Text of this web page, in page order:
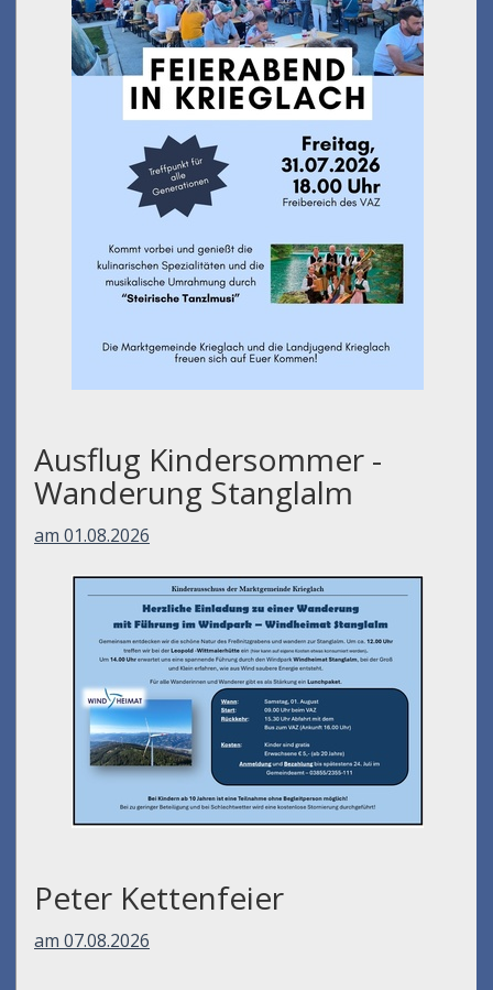
Ausflug Kindersommer -
Wanderung Stanglalm
am 01.08.2026
Peter Kettenfeier
am 07.08.2026